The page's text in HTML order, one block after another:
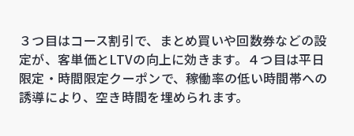
３つ目はコース割引で、まとめ買いや回数券などの設
定が、客単価とLTVの向上に効きます。４つ目は平日
限定・時間限定クーポンで、稼働率の低い時間帯への
誘導により、空き時間を埋められます。